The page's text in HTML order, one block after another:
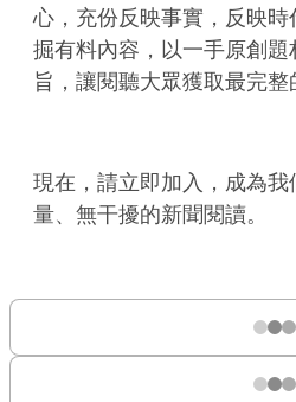
心，充份反映事實，反映
掘有料內容，以一手原創
旨，讓閱聽大眾獲取最完整
現在，請立即加入，成為
量、無干擾的新聞閱讀。